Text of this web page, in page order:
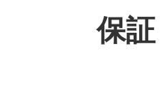
保証